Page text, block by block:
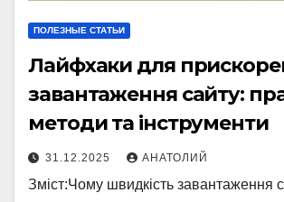
ПОЛЕЗНЫЕ СТАТЬИ
Лайфхаки для
завантаження сайту:
методи та інструменти
31.12.2025 АНАТОЛИЙ
Зміст:Чому швидкість завантаження